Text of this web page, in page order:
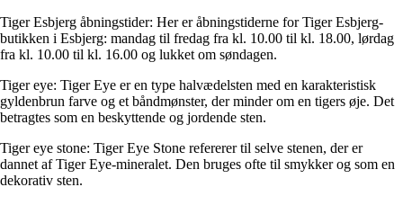
Tiger Esbjerg åbningstider: Her er åbningstiderne for Tiger Esbjerg-
butikken i Esbjerg: mandag til fredag ​​fra kl. 10.00 til kl. 18.00, lørdag
fra kl. 10.00 til kl. 16.00 og lukket om søndagen.
Tiger eye: Tiger Eye er en type halvædelsten med en karakteristisk
gyldenbrun farve og et båndmønster, der minder om en tigers øje. Det
betragtes som en beskyttende og jordende sten.
Tiger eye stone: Tiger Eye Stone refererer til selve stenen, der er
dannet af Tiger Eye-mineralet. Den bruges ofte til smykker og som en
dekorativ sten.